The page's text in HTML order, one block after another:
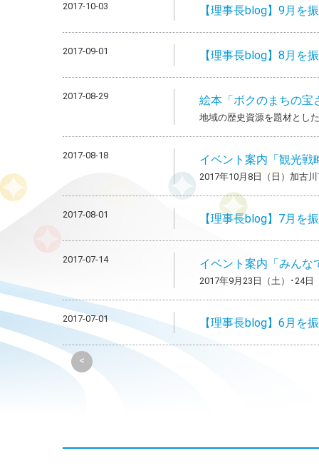
2017-10-03 【理事長blog】9月を
2017-09-01 【理事長blog】8月を
2017-08-29 絵本「ボクのまちの宝
地域の歴史資源を題材とし
2017-08-18 イベント案内「観光戦
2017年10月8日（日）加古
2017-08-01 【理事長blog】7月を
2017-07-14 イベント案内「みんな
2017年9月23日（土）･24日
2017-07-01 【理事長blog】6月を
<